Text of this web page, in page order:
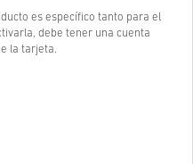
es específico tanto para el
debe tener una cuenta
la tarjeta.